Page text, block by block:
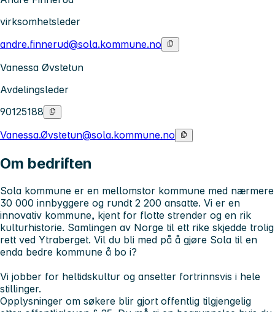
virksomhetsleder
andre.finnerud@sola.kommune.no
Vanessa Øvstetun
Avdelingsleder
90125188
Vanessa.Øvstetun@sola.kommune.no
Om bedriften
Sola kommune er en mellomstor kommune med nærmere
30 000 innbyggere og rundt 2 200 ansatte. Vi er en
innovativ kommune, kjent for flotte strender og en rik
kulturhistorie. Samlingen av Norge til ett rike skjedde trolig
rett ved Ytraberget. Vil du bli med på å gjøre Sola til en
enda bedre kommune å bo i?
Vi jobber for heltidskultur og ansetter fortrinnsvis i hele
stillinger.
Opplysninger om søkere blir gjort offentlig tilgjengelig